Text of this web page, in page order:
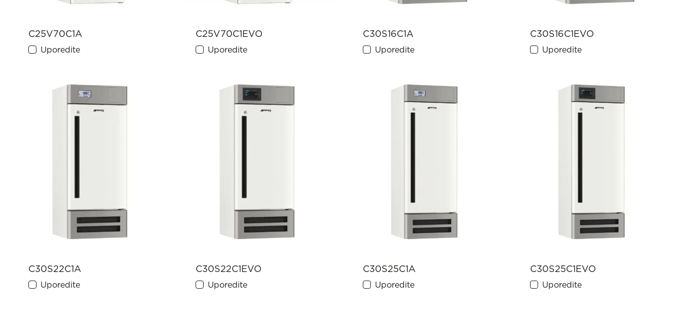
C25V70C1A
Uporedite
C25V70C1EVO
Uporedite
C30S16C1A
Uporedite
C30S16C1EVO
Uporedite
C30S22C1A
Uporedite
C30S22C1EVO
Uporedite
C30S25C1A
Uporedite
C30S25C1EVO
Uporedite